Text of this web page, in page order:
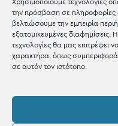
Χρησιμοποιούμε τεχνολογίες
την πρόσβαση σε πληροφορίες
βελτιώσουμε την εμπειρία
εξατομικευμένες διαφημίσεις.
τεχνολογίες θα μας επιτρέψει
χαρακτήρα, όπως συμπεριφορά
σε αυτόν τον ιστότοπο.